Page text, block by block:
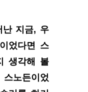
난 지금, 우
었다면 스
생각해 볼
노든이었